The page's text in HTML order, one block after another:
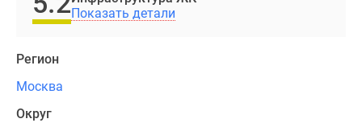
несколько
Покупателям
доступны
Показать детали
Регион
Москва
Округ